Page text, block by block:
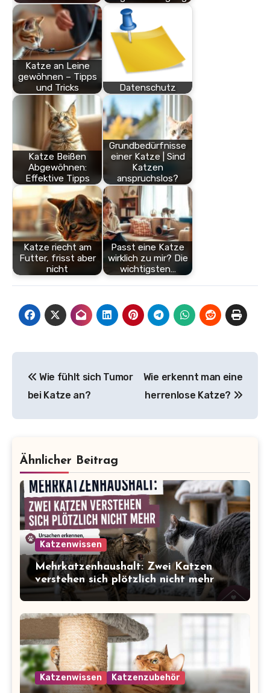
Katze an Leine
gewöhnen – Tipps
und Tricks
Datenschutz
Katze Beißen
Abgewöhnen:
Effektive Tipps
Grundbedürfnisse
einer Katze | Sind
Katzen
anspruchslos?
Katze riecht am
Futter, frisst aber
nicht
Passt eine Katze
wirklich zu mir? Die
wichtigsten…
Wie fühlt sich Tumor
bei Katze an?
Wie erkennt man eine
herrenlose Katze?
Ähnlicher Beitrag
Katzenwissen
Mehrkatzenhaushalt: Zwei Katzen
verstehen sich plötzlich nicht mehr
Katzenwissen Katzenzubehör